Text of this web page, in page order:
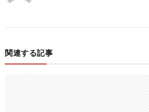
関連する記事